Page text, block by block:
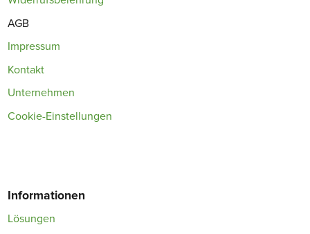
AGB
Impressum
Kontakt
Unternehmen
Cookie-Einstellungen
Informationen
Lösungen